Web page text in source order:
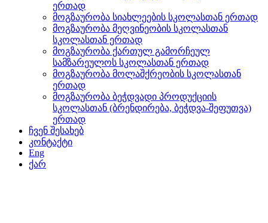
ერთად
მოგზაურობა სიახლეების სკოლასთან ერთად
მოგზაურობა მეღვინეობის სკოლასთან
სკოლასთან ერთად
მოგზაურობა ქართულ გამორჩეულ
სამზარეულოს სკოლასთან ერთად
მოგზაურობა მოლაშქრეობის სკოლასთან
ერთად
მოგზაურობა ბეჭდვადი პროდუქციის
სკოლასთან (ბრენდირება, ბეჭდვა-შეფუთვა)
ერთად
ჩვენ შესახებ
კონტაქტი
Eng
ქარ